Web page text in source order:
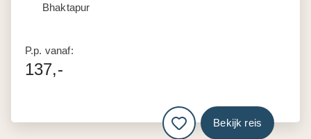
Bhaktapur
P.p. vanaf:
137,-
Bekijk reis